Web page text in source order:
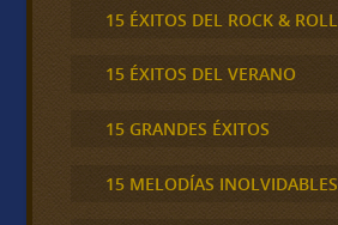
15 ÉXITOS DEL ROCK & ROLL
15 ÉXITOS DEL VERANO
15 GRANDES ÉXITOS
15 MELODÍAS INOLVIDABLES